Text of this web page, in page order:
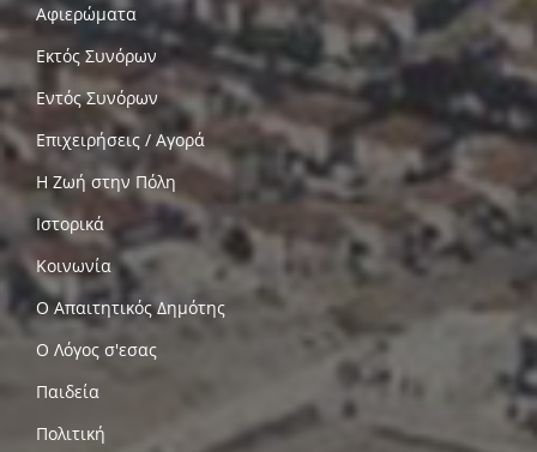
Αφιερώματα
Εκτός Συνόρων
Εντός Συνόρων
Επιχειρήσεις / Αγορά
Η Ζωή στην Πόλη
Ιστορικά
Κοινωνία
Ο Απαιτητικός Δημότης
Ο Λόγος σ'εσας
Παιδεία
Πολιτική